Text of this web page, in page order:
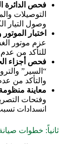
فحص الدائرة
التوصيلات
وصول التيار
اختبار
عزم موتور
للتأكد من
فحص أجزاء
“السير”
والتأكد من
معاينة منظومة
وفتحات
انسدادات
ثانياً: خطوات